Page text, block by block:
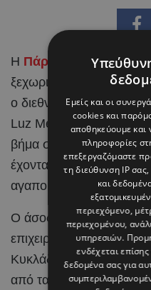
Η Πάρος
έγινε το
ξεχωριστές στιγμές
ο διεθνής
Luz Méndez,
βήμα στη σχέση τους
έχοντας στο πλευρό
αγαπούν.
Ο άσος της Real Madrid
επιχειρηματίας και
Κυκλάδες για την
από τα φώτα της
Εμείς και οι
cookies και
αποθηκεύουμε
πληροφορίες
επεξεργαζόμαστε
τη διεύθυνση IP
και
περιεχόμενο,
περιεχομένου,
υπηρεσιών.
ενδέχεται
δεδομένα σας για